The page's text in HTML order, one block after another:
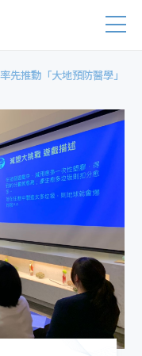
先推動「大地預防醫學」